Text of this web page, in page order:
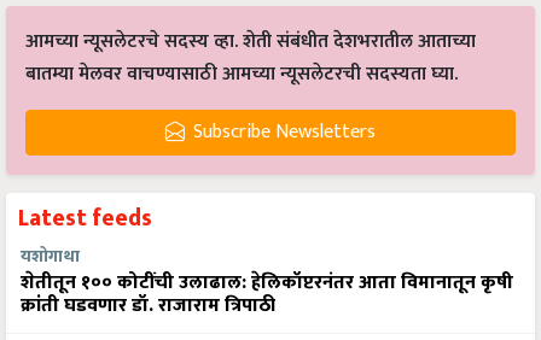
आमच्या न्यूसलेटरचे सदस्य व्हा. शेती संबंधीत देशभरातील आताच्या
बातम्या मेलवर वाचण्यासाठी आमच्या न्यूसलेटरची सदस्यता घ्या.
Subscribe Newsletters
Latest feeds
यशोगाथा
शेतीतून १०० कोटींची उलाढाल: हेलिकॉप्टरनंतर आता विमानातून कृषी
क्रांती घडवणार डॉ. राजाराम त्रिपाठी